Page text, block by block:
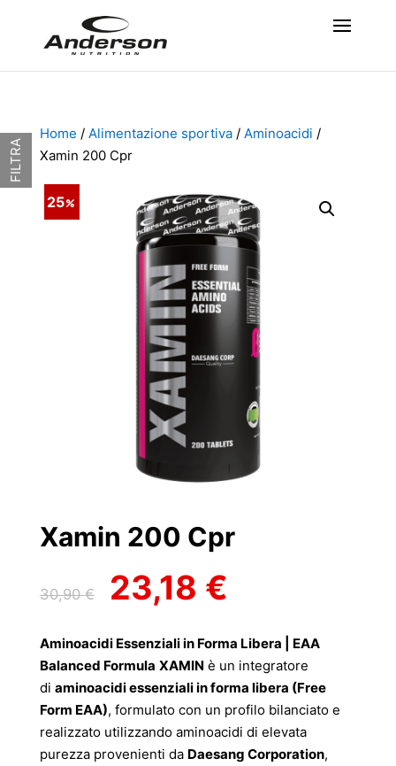
Home / Alimentazione sportiva/ Aminoacidi /
Xamin 200 Cpr
25
Xamin 200 Cpr
30,90€
Il
prezzo
originale
era:
30,90 €.
23,18 €
attuale
è:
23,18 €.
Aminoacidi Essenziali in Forma Libera | EAA
Balanced Formula XAMIN è un integratore
di aminoacidi essenziali in forma libera (Free
Form EAA), formulato con un profilo bilanciato e
realizzato utilizzando aminoacidi di elevata
purezza provenienti da Daesang Corporation,
FILTRA